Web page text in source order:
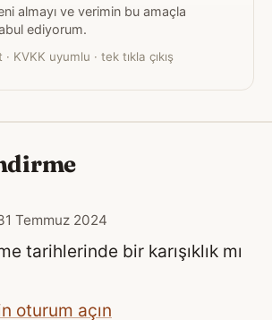
almayı ve verimin bu amaçla
ediyorum.
KVKK uyumlu · tek tıkla çıkış
Temmuz 2024
tarihlerinde bir karışıklık mı
oturum açın